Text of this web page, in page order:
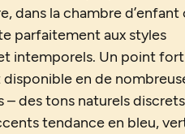
dans la chambre d’enfant
parfaitement aux styles
intemporels. Un point
en de
des tons naturels
tendance en bleu,